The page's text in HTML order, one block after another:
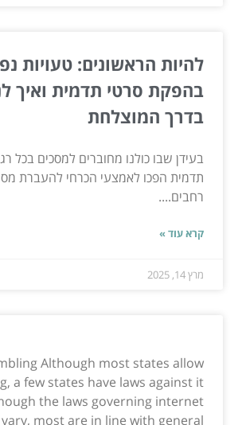
להיות הראשונים: טעויות
בהפקת סרטי תדמית ואיך
בדרך המוצלחת
בעידן שבו כולנו מחוברים למסכים בכל
תדמית הפכו לאמצעי הכרחי להעברת
רחבים....
קרא עוד »
מרץ 14, 2025
Although most states allow
a few states have laws against it
the laws governing internet
most are in line with general...